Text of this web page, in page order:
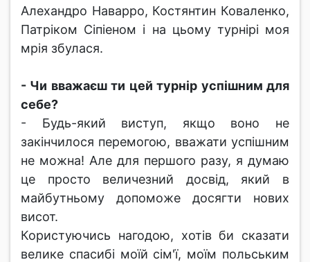
Алехандро Наварро, Костянтин Коваленко,
Патріком Сіпіеном і на цьому турнірі моя
мрія збулася.
- Чи вважаєш ти цей турнір успішним для
себе?
- Будь-який виступ, якщо воно не
закінчилося перемогою, вважати успішним
не можна! Але для першого разу, я думаю
це просто величезний досвід, який в
майбутньому допоможе досягти нових
висот.
Користуючись нагодою, хотів би сказати
велике спасибі моїй сім'ї, моїм польським